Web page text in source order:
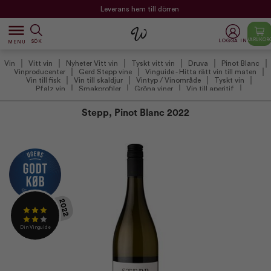
Leverans hem till dörren
dehaze
MENU SÖK LOGGA IN
Vin Vitt vin Nyheter Vitt vin Tyskt vitt vin Druva
Pinot Blanc
Vinproducenter
Gerd Stepp vine
Vinguide - Hitta rätt vin till maten
Vin till fisk
Vin till skaldjur Vintyp / Vinområde
Tyskt vin
Pfalz vin
Smakprofiler Gröna viner
Vin till aperitif
Anmälda Viner
Din Vinguide Övriga viner
Stepp, Pinot Blanc 2022
Din Vinguide
2022